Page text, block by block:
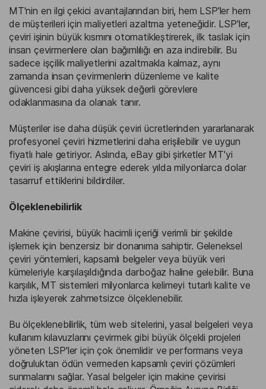
MT'nin en ilgi çekici avantajlarından biri, hem LSP'ler hem
de müşterileri için maliyetleri azaltma yeteneğidir. LSP'ler,
çeviri işinin büyük kısmını otomatikleştirerek, ilk taslak için
insan çevirmenlere olan bağımlılığı en aza indirebilir. Bu
sadece işçilik maliyetlerini azaltmakla kalmaz, aynı
zamanda insan çevirmenlerin düzenleme ve kalite
güvencesi gibi daha yüksek değerli görevlere
odaklanmasına da olanak tanır.
Müşteriler ise daha düşük çeviri ücretlerinden yararlanarak
profesyonel çeviri hizmetlerini daha erişilebilir ve uygun
fiyatlı hale getiriyor. Aslında, eBay gibi şirketler MT'yi
çeviri iş akışlarına entegre ederek yılda milyonlarca dolar
tasarruf ettiklerini bildirdiler.
Ölçeklenebilirlik
Makine çevirisi, büyük hacimli içeriği verimli bir şekilde
işlemek için benzersiz bir donanıma sahiptir. Geleneksel
çeviri yöntemleri, kapsamlı belgeler veya büyük veri
kümeleriyle karşılaşıldığında darboğaz haline gelebilir. Buna
karşılık, MT sistemleri milyonlarca kelimeyi tutarlı kalite ve
hızla işleyerek zahmetsizce ölçeklenebilir.
Bu ölçeklenebilirlik, tüm web sitelerini, yasal belgeleri veya
kullanım kılavuzlarını çevirmek gibi büyük ölçekli projeleri
yöneten LSP'ler için çok önemlidir ve performans veya
doğruluktan ödün vermeden kapsamlı çeviri çözümleri
sunmalarını sağlar. Yasal belgeler için makine çevirisi